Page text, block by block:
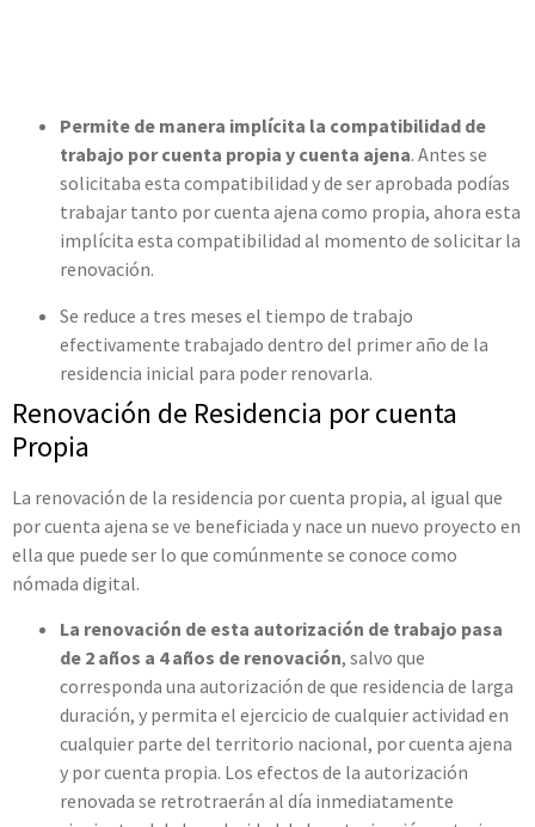
Permite de manera implícita la compatibilidad de
trabajo por cuenta propia y cuenta ajena. Antes se
solicitaba esta compatibilidad y de ser aprobada podías
trabajar tanto por cuenta ajena como propia, ahora esta
implícita esta compatibilidad al momento de solicitar la
renovación.
Se reduce a tres meses el tiempo de trabajo
efectivamente trabajado dentro del primer año de la
residencia inicial para poder renovarla.
Renovación de Residencia por cuenta
Propia
La renovación de la residencia por cuenta propia, al igual que
por cuenta ajena se ve beneficiada y nace un nuevo proyecto en
ella que puede ser lo que comúnmente se conoce como
nómada digital.
La renovación de esta autorización de trabajo pasa
de 2 años a 4 años de renovación, salvo que
corresponda una autorización de que residencia de larga
duración, y permita el ejercicio de cualquier actividad en
cualquier parte del territorio nacional, por cuenta ajena
y por cuenta propia. Los efectos de la autorización
renovada se retrotraerán al día inmediatamente